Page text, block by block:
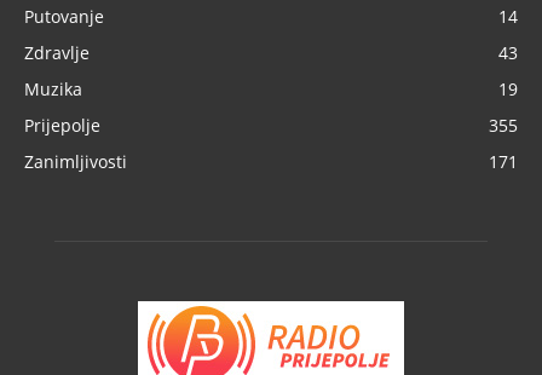
Putovanje
14
Zdravlje
43
Muzika
19
Prijepolje
355
Zanimljivosti
171